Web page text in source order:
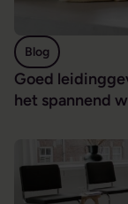
Goed
het spannend
Blog
Regie nemen